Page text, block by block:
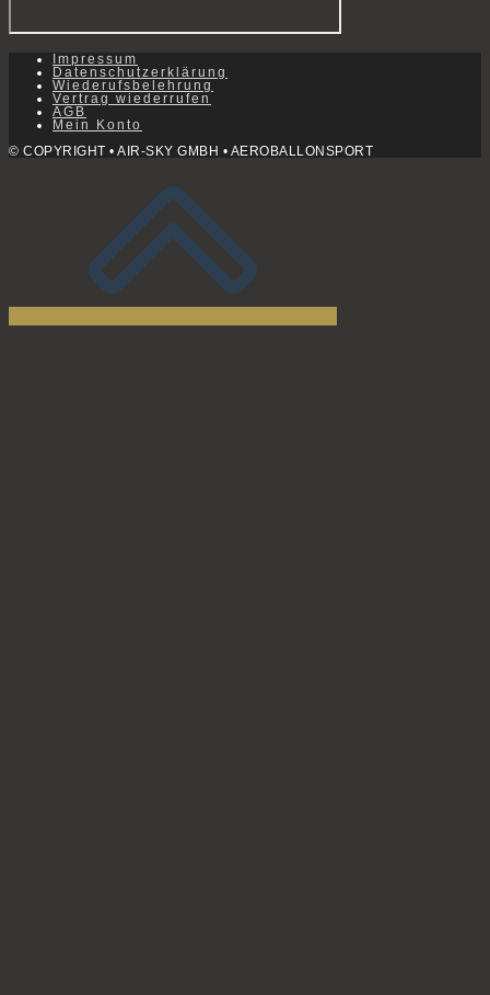
Impressum
Datenschutzerklärung
Wiederufsbelehrung
Vertrag wiederrufen
AGB
Mein Konto
© COPYRIGHT • AIR-SKY GMBH • AEROBALLONSPORT